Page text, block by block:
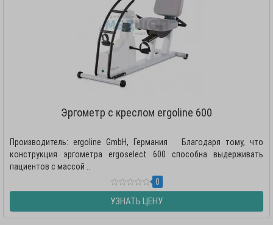
Эргометр с креслом ergoline 600
Производитель: ergoline GmbH, Германия Благодаря тому, что
конструкция эргометра ergoselect 600 способна выдерживать
пациентов с массой ..
0
УЗНАТЬ ЦЕНУ